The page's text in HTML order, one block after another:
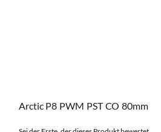
Arctic P8 PWM PST CO 80mm